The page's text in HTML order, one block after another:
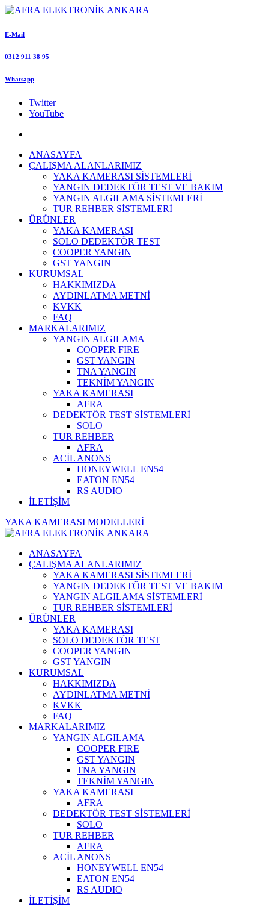
E-Mail
0312 911 38 95
Whatsapp
Twitter
YouTube
ANASAYFA
ÇALIŞMA ALANLARIMIZ
YAKA KAMERASI SİSTEMLERİ
YANGIN DEDEKTÖR TEST VE BAKIM
YANGIN ALGILAMA SİSTEMLERİ
TUR REHBER SİSTEMLERİ
ÜRÜNLER
YAKA KAMERASI
SOLO DEDEKTÖR TEST
COOPER YANGIN
GST YANGIN
KURUMSAL
HAKKIMIZDA
AYDINLATMA METNİ
KVKK
FAQ
MARKALARIMIZ
YANGIN ALGILAMA
COOPER FIRE
GST YANGIN
TNA YANGIN
TEKNİM YANGIN
YAKA KAMERASI
AFRA
DEDEKTÖR TEST SİSTEMLERİ
SOLO
TUR REHBER
AFRA
ACİL ANONS
HONEYWELL EN54
EATON EN54
RS AUDIO
İLETİŞİM
YAKA KAMERASI MODELLERİ
ANASAYFA
ÇALIŞMA ALANLARIMIZ
YAKA KAMERASI SİSTEMLERİ
YANGIN DEDEKTÖR TEST VE BAKIM
YANGIN ALGILAMA SİSTEMLERİ
TUR REHBER SİSTEMLERİ
ÜRÜNLER
YAKA KAMERASI
SOLO DEDEKTÖR TEST
COOPER YANGIN
GST YANGIN
KURUMSAL
HAKKIMIZDA
AYDINLATMA METNİ
KVKK
FAQ
MARKALARIMIZ
YANGIN ALGILAMA
COOPER FIRE
GST YANGIN
TNA YANGIN
TEKNİM YANGIN
YAKA KAMERASI
AFRA
DEDEKTÖR TEST SİSTEMLERİ
SOLO
TUR REHBER
AFRA
ACİL ANONS
HONEYWELL EN54
EATON EN54
RS AUDIO
İLETİŞİM